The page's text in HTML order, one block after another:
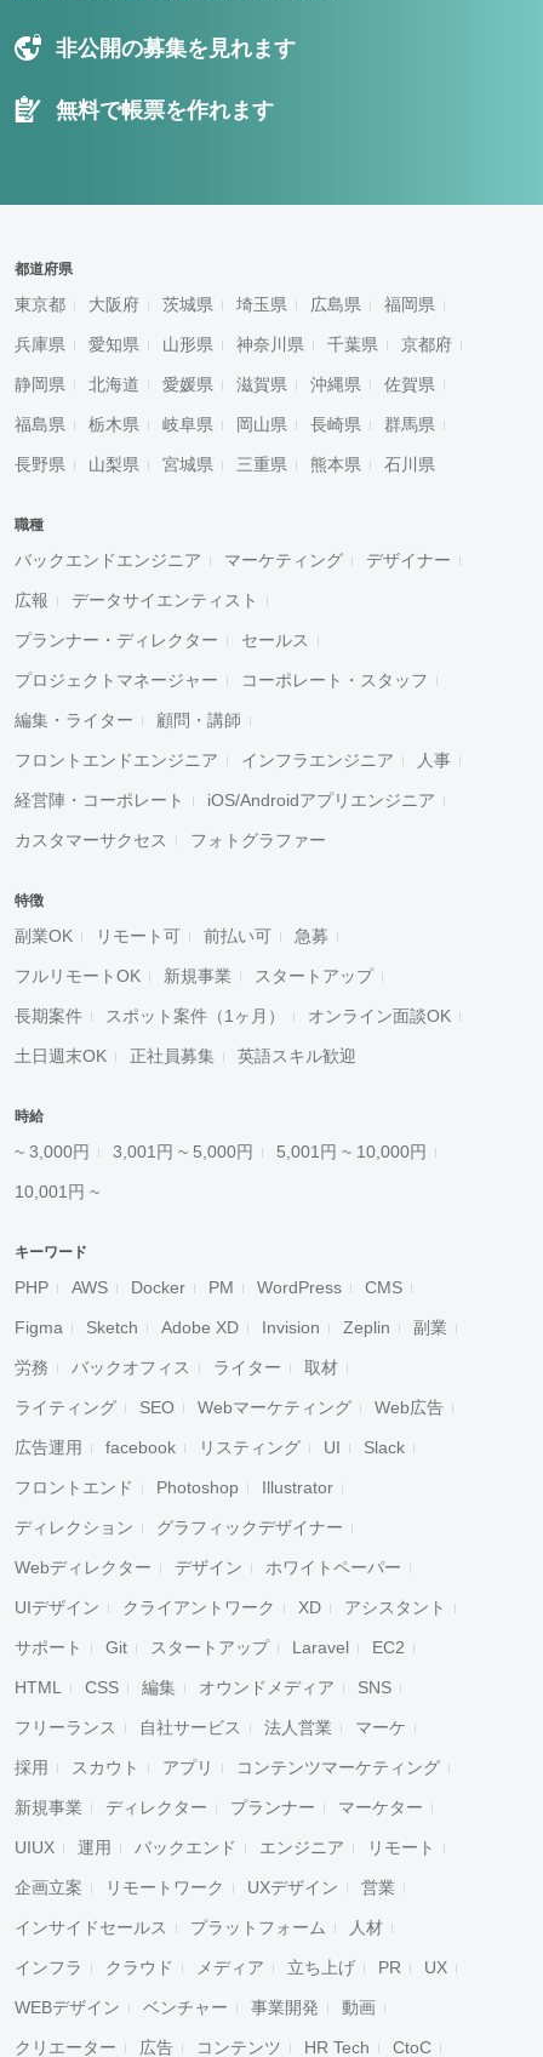
非公開の募集を見れます
無料で帳票を作れます
都道府県
東京都 大阪府 茨城県 埼玉県 広島県 福岡県
兵庫県 愛知県 山形県 神奈川県 千葉県 京都府
静岡県 北海道 愛媛県 滋賀県 沖縄県 佐賀県
福島県 栃木県 岐阜県 岡山県 長崎県 群馬県
長野県 山梨県 宮城県 三重県 熊本県 石川県
職種
バックエンドエンジニア マーケティング デザイナー
広報 データサイエンティスト
プランナー・ディレクター セールス
プロジェクトマネージャー コーポレート・スタッフ
編集・ライター 顧問・講師
フロントエンドエンジニア インフラエンジニア 人事
経営陣・コーポレート iOS/Androidアプリエンジニア
カスタマーサクセス フォトグラファー
特徴
副業OK リモート可 前払い可 急募
フルリモートOK 新規事業 スタートアップ
長期案件 スポット案件（1ヶ月） オンライン面談OK
土日週末OK 正社員募集 英語スキル歓迎
時給
~ 3,000円 3,001円 ~ 5,000円 5,001円 ~ 10,000円
10,001円 ~
キーワード
PHP AWS Docker PM WordPress CMS
Figma Sketch Adobe XD Invision Zeplin 副業
労務 バックオフィス ライター 取材
ライティング SEO Webマーケティング Web広告
広告運用 facebook リスティング UI Slack
フロントエンド Photoshop Illustrator
ディレクション グラフィックデザイナー
Webディレクター デザイン ホワイトペーパー
UIデザイン クライアントワーク XD アシスタント
サポート Git スタートアップ Laravel EC2
HTML CSS 編集 オウンドメディア SNS
フリーランス 自社サービス 法人営業 マーケ
採用 スカウト アプリ コンテンツマーケティング
新規事業 ディレクター プランナー マーケター
UIUX 運用 バックエンド エンジニア リモート
企画立案 リモートワーク UXデザイン 営業
インサイドセールス プラットフォーム 人材
インフラ クラウド メディア 立ち上げ PR UX
WEBデザイン ベンチャー 事業開発 動画
クリエーター 広告 コンテンツ HR Tech CtoC